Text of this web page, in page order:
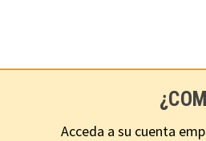
Acceda a su cuenta